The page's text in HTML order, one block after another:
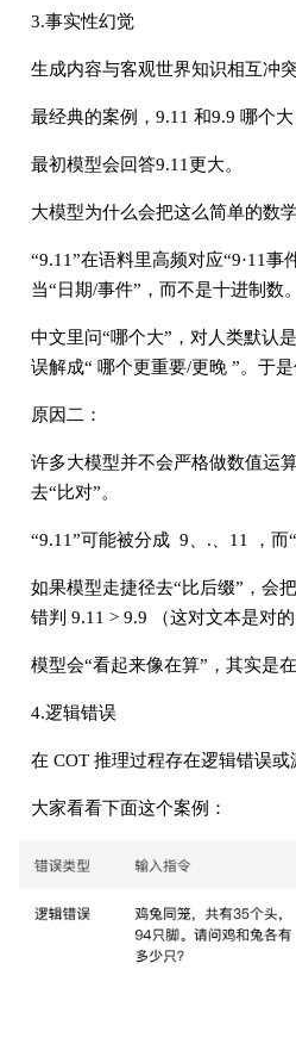
3.事实性幻觉
生成内容与客观世界知识相互冲突
最经典的案例，9.11 和9.9 哪个大
最初模型会回答9.11更大。
大模型为什么会把这么简单的数
“9.11”在语料里高频对应“9·11事
当“日期/事件”，而不是十进制数。
中文里问“哪个大”，对人类默认
误解成“ 哪个更重要/更晚 ”。于是
原因二：
许多大模型并不会严格做数值运
去“比对”。
“9.11”可能被分成 9、.、11 ，而
如果模型走捷径去“比后缀”，会
错判 9.11 > 9.9 （这对文本是对
模型会“看起来像在算”，其实是
4.逻辑错误
在 COT 推理过程存在逻辑错误或
大家看看下面这个案例：